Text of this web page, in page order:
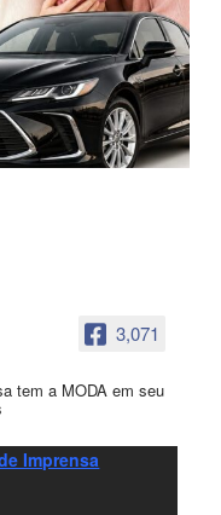
3,071
tem a MODA em seu
Imprensa